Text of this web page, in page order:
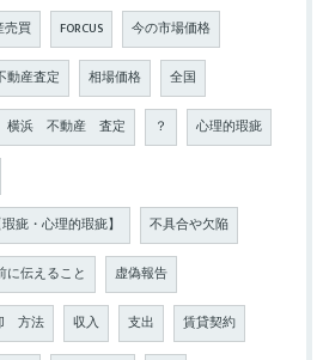
売買 FORCUS 今の市場価格
動産査定 相場価格 全国
横浜 不動産 査定 ？ 心理的瑕疵
疵・心理的瑕疵】 不具合や欠陥
に伝えること 虚偽報告
方法 収入 支出 賃貸契約